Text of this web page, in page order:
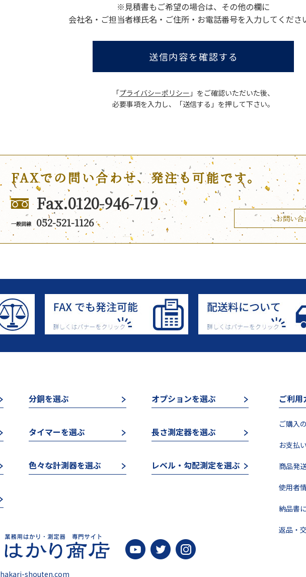
※見積書もご希望の場合は、その他の欄に
会社名・ご担当者様氏名・ご住所・お電話番号を入力してくださ
送信内容を確認する
「プライバシーポリシー 」をご確認いただいた後、
必要事項を入力し、「送信する」を押して下さい。
FAXでの問い合わせ、発注も可能です。
Fax.0120-946-719
一般回線 052-521-1126 お問い合
分銅を選ぶ オプションを選ぶ
タイマーを選ぶ 長さ測定器を選ぶ
色々な計測器を選ぶ レベル・勾配測定を選ぶ
hakari-shouten.com
ご利用
ご購入
お支払
商品発
使用者
納品書
返品・